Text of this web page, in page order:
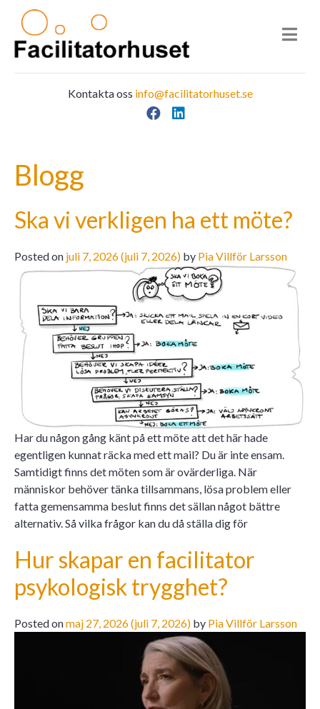
Kontakta oss info@facilitatorhuset.se
Facebook
LinkedIn
Blogg
Ska vi verkligen ha ett möte?
Posted on juli 7, 2026(juli 7, 2026) by Pia Villför Larsson
Har du någon gång känt på ett möte att det här hade
egentligen kunnat räcka med ett mail? Du är inte ensam.
Samtidigt finns det möten som är ovärderliga. När
människor behöver tänka tillsammans, lösa problem eller
fatta gemensamma beslut finns det sällan något bättre
alternativ. Så vilka frågor kan du då ställa dig för
Hur skapar en facilitator
psykologisk trygghet?
Posted onmaj 27, 2026(juli 7, 2026) by Pia Villför Larsson